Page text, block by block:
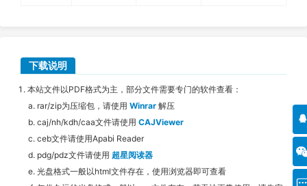
下载说明
本站文件以PDF格式为主，部分文件需要专门的软件查看：
rar/zip为压缩包，请使用 Winrar 解压
caj/nh/kdh/caa文件请使用 CAJViewer
ceb文件请使用Apabi Reader
pdg/pdz文件请使用 超星阅读器
光盘格式一般以html文件存在，使用浏览器即可查看